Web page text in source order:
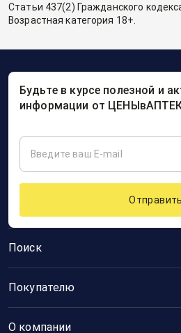
Статьи 437(2) Гражданского
Возрастная категория 18+.
Поиск
Покупателю
О компании
Будьте в курсе полезной и
информации от
Отправить